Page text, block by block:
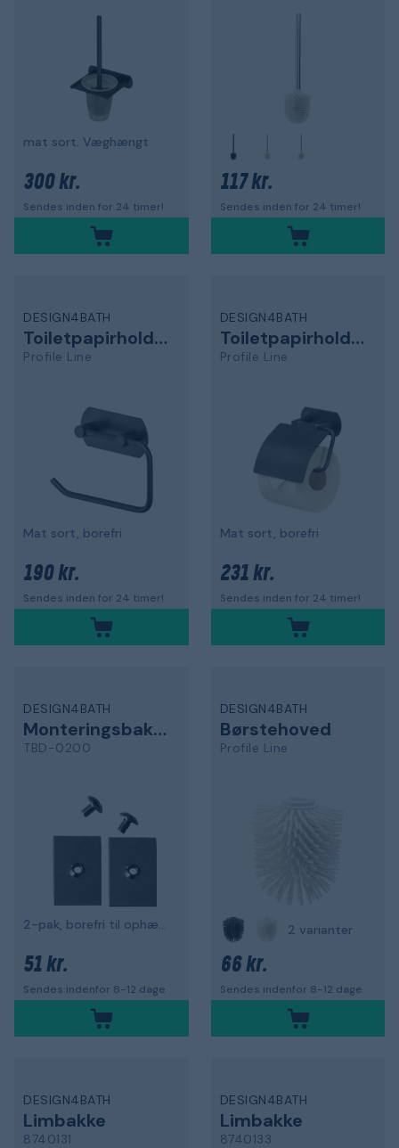
mat sort. Væghængt
300 kr.
Sendes inden for 24 timer!
117 kr.
Sendes inden for 24 timer!
DESIGN4BATH
Toiletpapirholder
Profile Line
Mat sort, borefri
190 kr.
Sendes inden for 24 timer!
DESIGN4BATH
Toiletpapirholder
Profile Line
Mat sort, borefri
231 kr.
Sendes inden for 24 timer!
DESIGN4BATH
Monteringsbakke
TBD-0200
2-pak, borefri til ophængt rørholder
51 kr.
Sendes indenfor 8-12 dage
DESIGN4BATH
Børstehoved
Profile Line
2 varianter
66 kr.
Sendes indenfor 8-12 dage
DESIGN4BATH
Limbakke
8740131
DESIGN4BATH
Limbakke
8740133